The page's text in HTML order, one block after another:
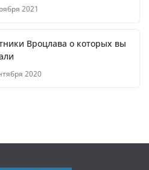
2021
Вроцлава о которых вы
2020